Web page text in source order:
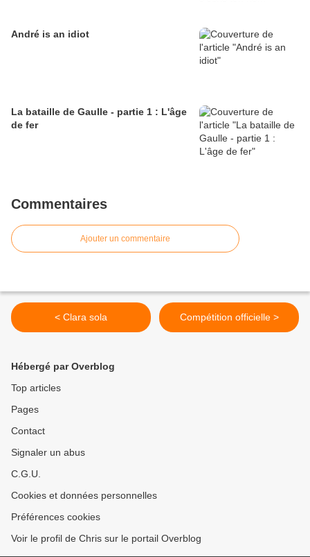
André is an idiot
La bataille de Gaulle - partie 1 : L'âge
de fer
Commentaires
Ajouter un commentaire
< Clara sola Compétition officielle >
Hébergé par Overblog
Top articles
Pages
Contact
Signaler un abus
C.G.U.
Cookies et données personnelles
Préférences cookies
Voir le profil de Chris sur le portail Overblog